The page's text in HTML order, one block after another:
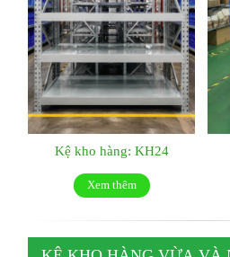
Kệ kho hàng: KH24
Xem thêm